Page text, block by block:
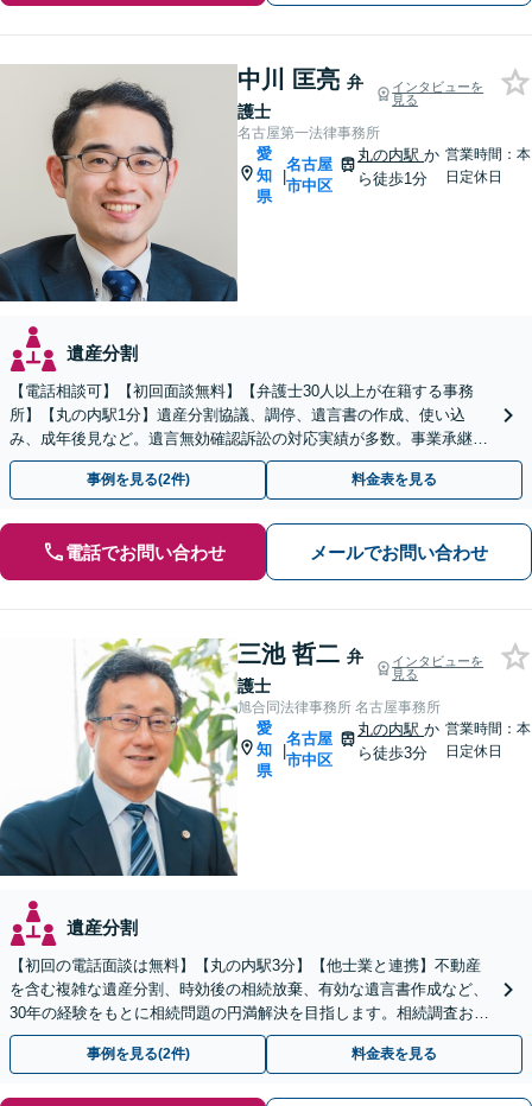
中川 匡亮 弁
護士
インタビューを
見る
名古屋第一法律事務所
愛
知
県
|
名古屋
市中区
丸の内駅か
ら徒歩1分
営業時間：本
日定休日
遺産分割
【電話相談可】【初回面談無料】【弁護士30人以上が在籍する事務
所】【丸の内駅1分】遺産分割協議、調停、遺言書の作成、使い込
み、成年後見など。遺言無効確認訴訟の対応実績が多数。事業承継に
関するご相談にも対応できます
事例を見る(2件) 料金表を見る
電話でお問い合わせ メールでお問い合わせ
三池 哲二 弁
護士
インタビューを
見る
旭合同法律事務所 名古屋事務所
愛
知
県
|
名古屋
市中区
丸の内駅か
ら徒歩3分
営業時間：本
日定休日
遺産分割
【初回の電話面談は無料】【丸の内駅3分】【他士業と連携】不動産
を含む複雑な遺産分割、時効後の相続放棄、有効な遺言書作成など、
30年の経験をもとに相続問題の円満解決を目指します。相続調査お任
せパックあり【出張対応可】【夜間休日対応】
事例を見る(2件) 料金表を見る